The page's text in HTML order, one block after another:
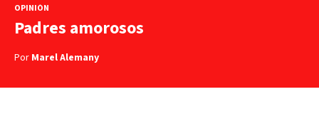
OPINIÓN
Padres amorosos
Por Marel Alemany